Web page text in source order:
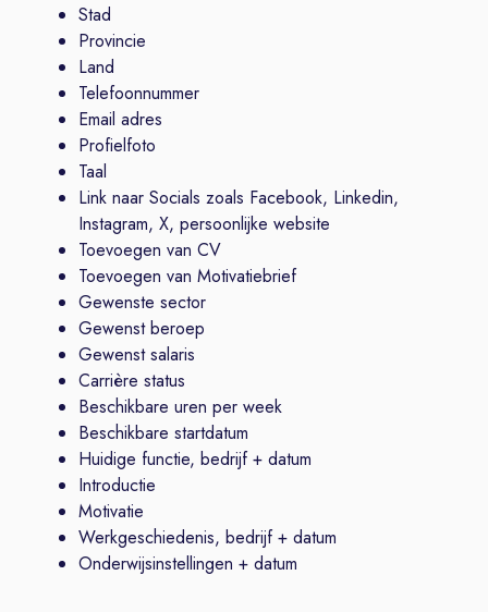
Stad
Provincie
Land
Telefoonnummer
Email adres
Profielfoto
Taal
Link naar Socials zoals Facebook, Linkedin,
Instagram, X, persoonlijke website
Toevoegen van CV
Toevoegen van Motivatiebrief
Gewenste sector
Gewenst beroep
Gewenst salaris
Carrière status
Beschikbare uren per week
Beschikbare startdatum
Huidige functie, bedrijf + datum
Introductie
Motivatie
Werkgeschiedenis, bedrijf + datum
Onderwijsinstellingen + datum